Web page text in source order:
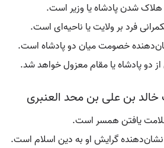
شدن پادشاه یا وزیر است.
فرد بر ولایت یا ناحیه‌ای است.
خصومت میان دو پادشاه است.
دو پادشاه یا مقام معزول خواهد شد.
خالد بن علی بن محد العنبری
یافتن همسر است.
نشان‌دهنده گرایش او به دین اسلام است.